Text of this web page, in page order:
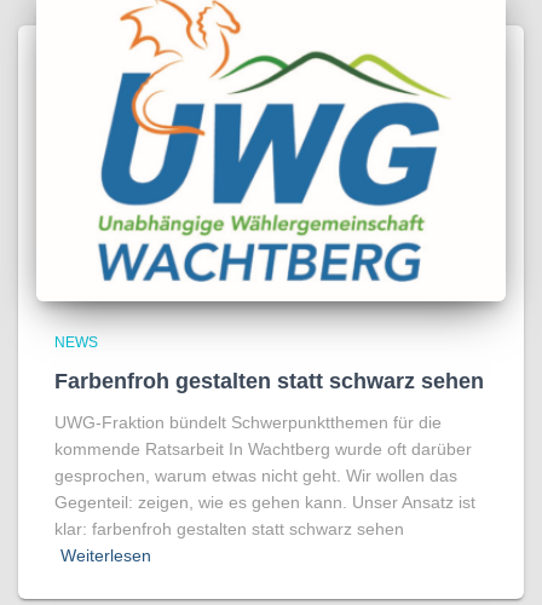
NEWS
Farbenfroh gestalten statt schwarz sehen
UWG-Fraktion bündelt Schwerpunktthemen für die
kommende Ratsarbeit In Wachtberg wurde oft darüber
gesprochen, warum etwas nicht geht. Wir wollen das
Gegenteil: zeigen, wie es gehen kann. Unser Ansatz ist
klar: farbenfroh gestalten statt schwarz sehen
Weiterlesen